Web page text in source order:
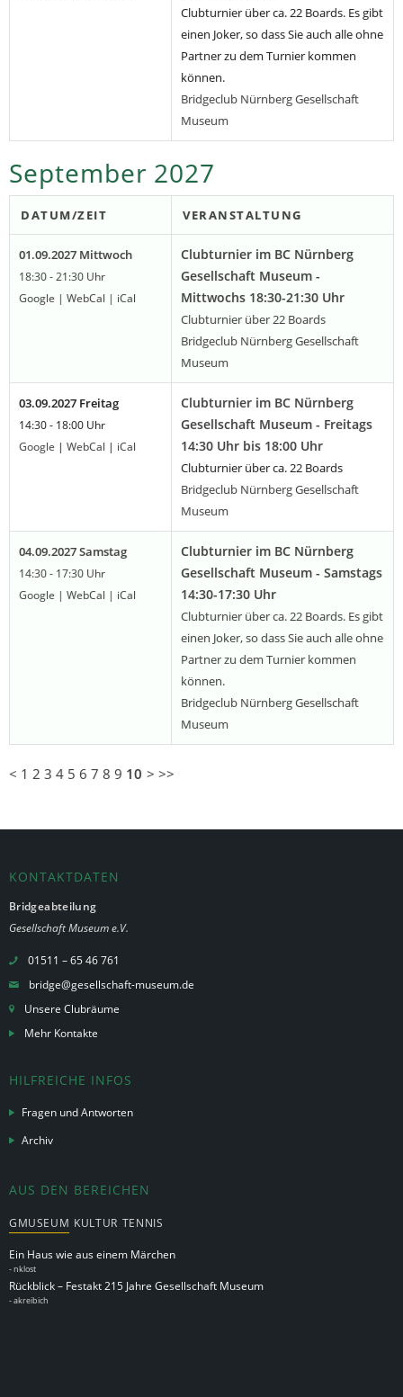
Clubturnier über ca. 22 Boards. Es gibt
einen Joker, so dass Sie auch alle ohne
Partner zu dem Turnier kommen
können.
Bridgeclub Nürnberg Gesellschaft
Museum
September 2027
DATUM/ZEIT VERANSTALTUNG
01.09.2027 Mittwoch
18:30 - 21:30 Uhr
Google | WebCal | iCal
Clubturnier im BC Nürnberg
Gesellschaft Museum -
Mittwochs 18:30-21:30 Uhr
Clubturnier über 22 Boards
Bridgeclub Nürnberg Gesellschaft
Museum
03.09.2027 Freitag
14:30 - 18:00 Uhr
Google | WebCal | iCal
Clubturnier im BC Nürnberg
Gesellschaft Museum - Freitags
14:30 Uhr bis 18:00 Uhr
Clubturnier über ca. 22 Boards
Bridgeclub Nürnberg Gesellschaft
Museum
04.09.2027 Samstag
14:30 - 17:30 Uhr
Google | WebCal | iCal
Clubturnier im BC Nürnberg
Gesellschaft Museum - Samstags
14:30-17:30 Uhr
Clubturnier über ca. 22 Boards. Es gibt
einen Joker, so dass Sie auch alle ohne
Partner zu dem Turnier kommen
können.
Bridgeclub Nürnberg Gesellschaft
Museum
< 1 2 3 4 5 6 7 8 9 10 > >>
KONTAKTDATEN
Bridgeabteilung
Gesellschaft Museum e.V.
01511 – 65 46 761
bridge@gesellschaft-museum.de
Unsere Clubräume
Mehr Kontakte
HILFREICHE INFOS
Fragen und Antworten
Archiv
AUS DEN BEREICHEN
GMUSEUM KULTUR TENNIS
Ein Haus wie aus einem Märchen
-nklost
Rückblick – Festakt 215 Jahre Gesellschaft Museum
-akreibich